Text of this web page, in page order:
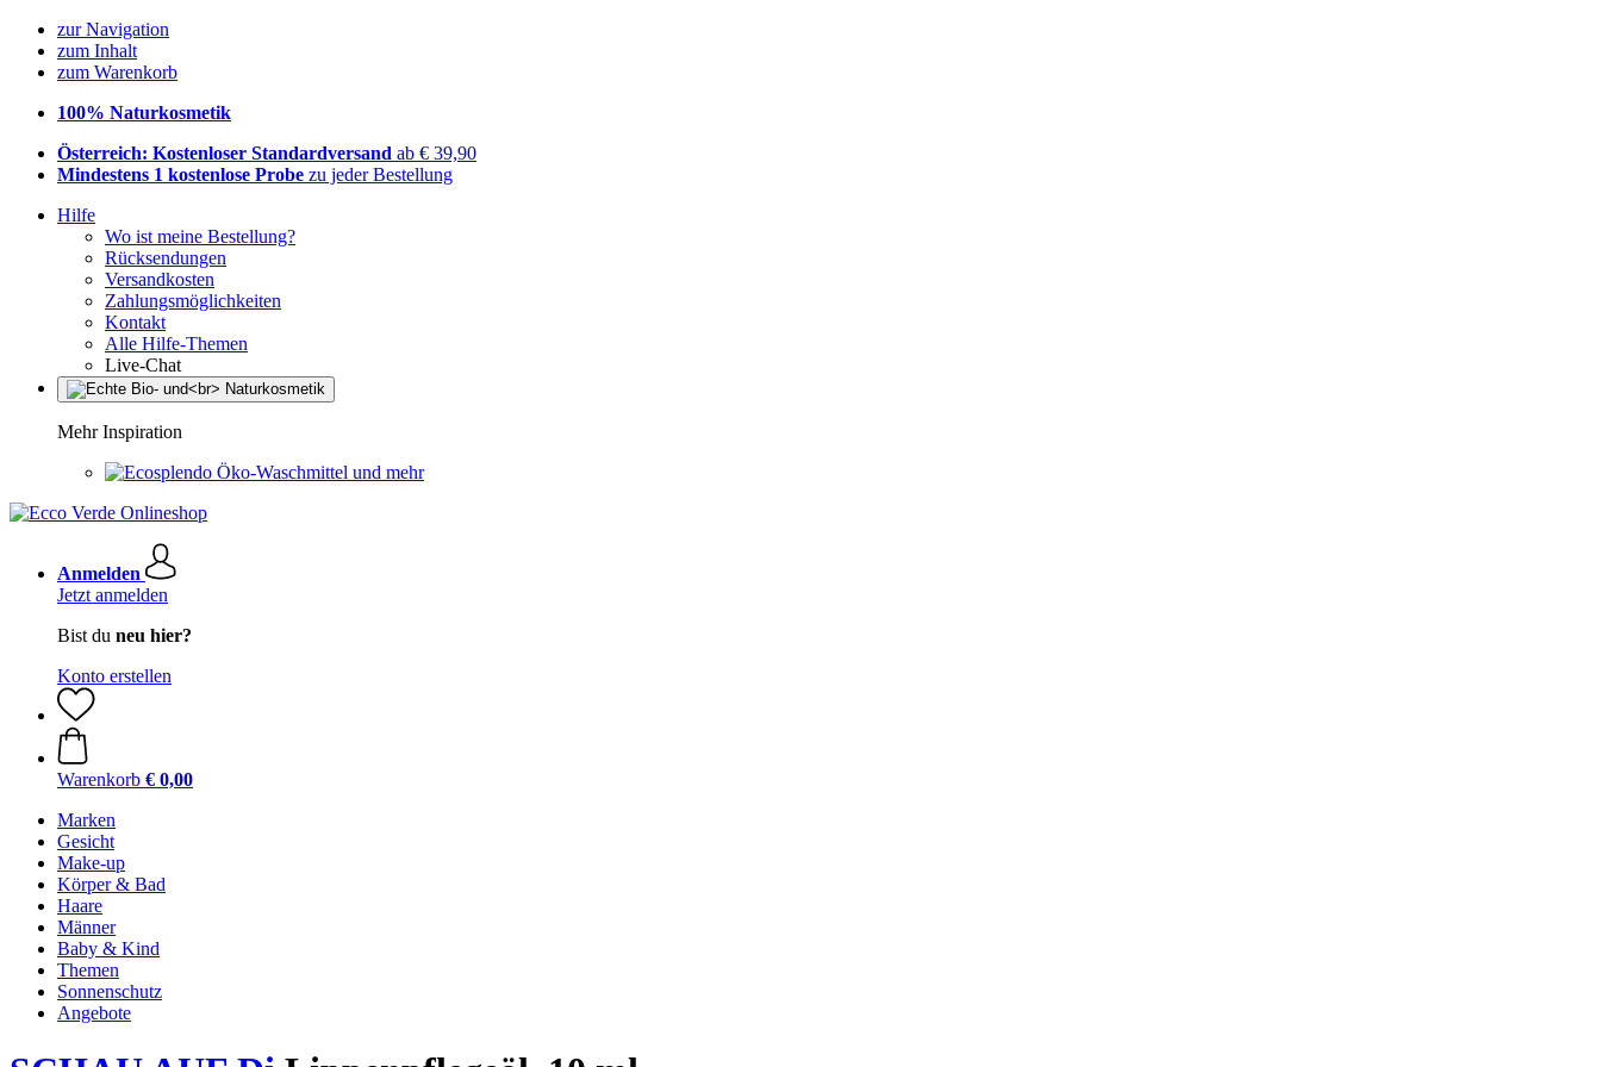
zur Navigation
zum Inhalt
zum Warenkorb
100% Naturkosmetik
Österreich: Kostenloser Standardversand ab € 39,90
Mindestens 1 kostenlose Probe zu jeder Bestellung
Hilfe
Wo ist meine Bestellung?
Rücksendungen
Versandkosten
Zahlungsmöglichkeiten
Kontakt
Alle Hilfe-Themen
Live-Chat
Mehr Inspiration
Öko-Waschmittel und mehr
Anmelden
Jetzt anmelden
Bist du neu hier?
Konto erstellen
Warenkorb € 0,00
Marken
Gesicht
Make-up
Körper & Bad
Haare
Männer
Baby & Kind
Themen
Sonnenschutz
Angebote